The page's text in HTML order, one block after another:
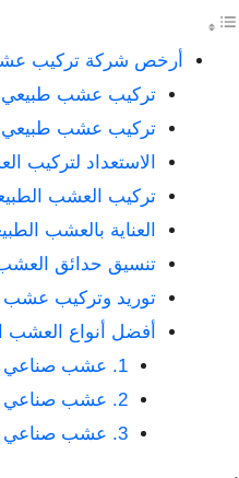
أرخص شركة تركيب
تركيب عشب طبيعي
تركيب عشب طبيعي
الاستعداد لتركيب
تركيب العشب
العناية بالعشب
تنسيق حدائق
توريد وتركيب عشب
أفضل أنواع العشب
1. عشب صناعي ذو كثافة عالية
2. عشب صناعي مقاوم للحرارة
3. عشب صناعي مقاوم للأشعة فوق البنفسجية